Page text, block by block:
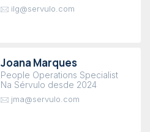
ilg@servulo.com
Joana Marques
People Operations Specialist
Na Sérvulo desde 2024
jma@servulo.com